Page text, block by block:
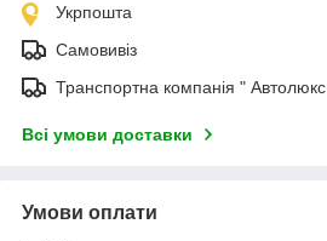
Укрпошта
Самовивіз
Транспортна компанія " Автолюкс
Всі умови доставки
Умови оплати